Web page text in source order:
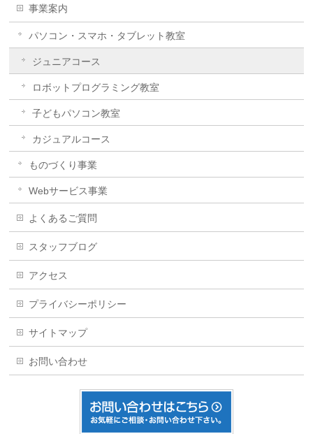
事業案内
パソコン・スマホ・タブレット教室
ジュニアコース
ロボットプログラミング教室
子どもパソコン教室
カジュアルコース
ものづくり事業
Webサービス事業
よくあるご質問
スタッフブログ
アクセス
プライバシーポリシー
サイトマップ
お問い合わせ